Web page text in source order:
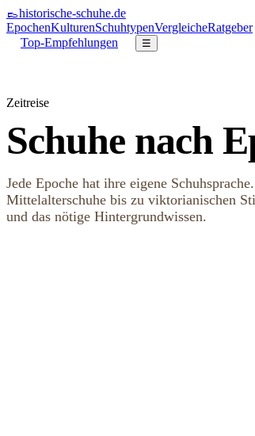
👞historische-schuhe.de
EpochenKulturenSchuhtypenVergleicheRatgeber
Top-Empfehlungen
☰
Zeitreise
Schuhe nach
Jede Epoche hat ihre eigene
Mittelalterschuhe bis zu viktorianischen
und das nötige Hintergrundwissen.